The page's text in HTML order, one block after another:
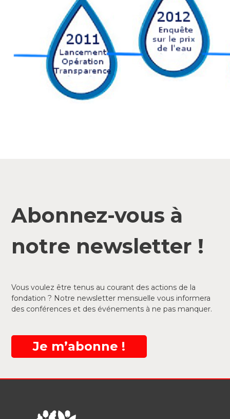
Abonnez-vous à
notre newsletter !
Vous voulez être tenus au courant des actions de la
fondation ? Notre newsletter mensuelle vous informera
des conférences et des événements à ne pas manquer.
Je m’abonne !